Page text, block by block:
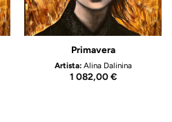
Primavera
Artista: Alina Dalinina
1 082,00€